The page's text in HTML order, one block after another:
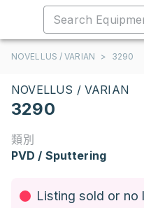
NOVELLUS / VARIAN > 3290
NOVELLUS / VARIAN
3290
類別
PVD / Sputtering
Listing sold or no